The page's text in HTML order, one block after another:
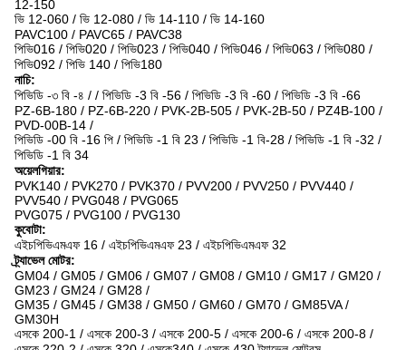
12-150
ভি 12-060 / ভি 12-080 / ভি 14-110 / ভি 14-160
PAVC100 / PAVC65 / PAVC38
পিভি016 / পিভি020 / পিভি023 / পিভি040 / পিভি046 / পিভি063 / পিভি080 /
পিভি092 / পিভি 140 / পিভি180
নাচি:
পিভিডি -৩ বি -৪ / / পিভিডি -3 বি -56 / পিভিডি -3 বি -60 / পিভিডি -3 বি -66
PZ-6B-180 / PZ-6B-220 / PVK-2B-505 / PVK-2B-50 / PZ4B-100 /
PVD-00B-14 /
পিভিডি -00 বি -16 পি / পিভিডি -1 বি 23 / পিভিডি -1 বি-28 / পিভিডি -1 বি -32 /
পিভিডি -1 বি 34
অয়েলগিয়ার:
PVK140 / PVK270 / PVK370 / PVV200 / PVV250 / PVV440 /
PVV540 / PVG048 / PVG065
PVG075 / PVG100 / PVG130
কুবোটা:
এইচপিভিএমএফ 16 / এইচপিভিএমএফ 23 / এইচপিভিএমএফ 32
ট্র্যাভেল মোটর:
GM04 / GM05 / GM06 / GM07 / GM08 / GM10 / GM17 / GM20 /
GM23 / GM24 / GM28 /
GM35 / GM45 / GM38 / GM50 / GM60 / GM70 / GM85VA /
GM30H
এসকে 200-1 / এসকে 200-3 / এসকে 200-5 / এসকে 200-6 / এসকে 200-8 /